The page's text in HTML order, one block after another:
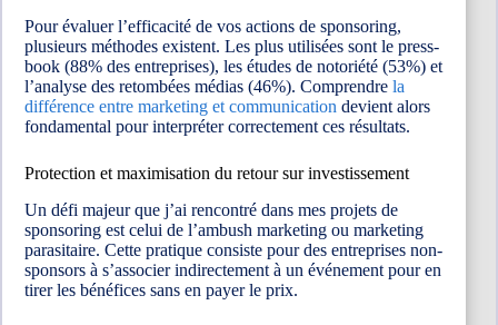
Pour évaluer l’efficacité de vos actions de sponsoring,
plusieurs méthodes existent. Les plus utilisées sont le press-
book (88% des entreprises), les études de notoriété (53%) et
l’analyse des retombées médias (46%). Comprendre la
différence entre marketing et communication devient alors
fondamental pour interpréter correctement ces résultats.
Protection et maximisation du retour sur investissement
Un défi majeur que j’ai rencontré dans mes projets de
sponsoring est celui de l’ambush marketing ou marketing
parasitaire. Cette pratique consiste pour des entreprises non-
sponsors à s’associer indirectement à un événement pour en
tirer les bénéfices sans en payer le prix.